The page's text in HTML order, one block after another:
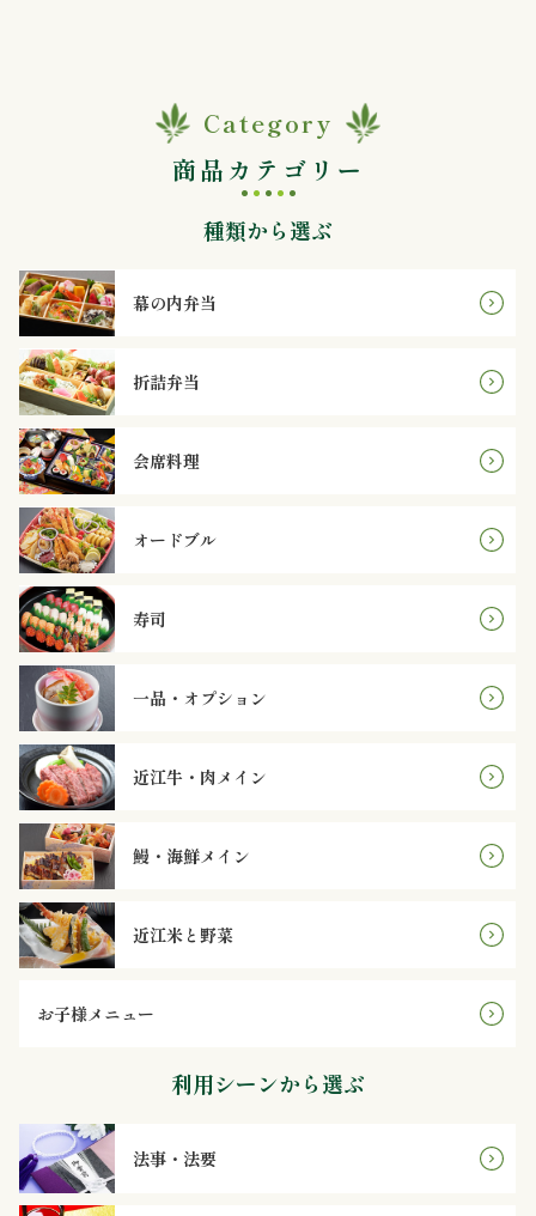
弁
当
会
席
料
理
オ
ー
ド
ブ
ル
寿
司
プ
シ
Category
商品カテゴリー
種類から選ぶ
幕の内弁当
折詰弁当
会席料理
オードブル
寿司
一品・オプション
近江牛・肉メイン
鰻・海鮮メイン
近江米と野菜
お子様メニュー
利用シーンから選ぶ
法事・法要